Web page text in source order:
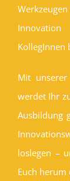
KollegInnen
Mit
werdet Ihr
Ausbildung
loslegen –
Euch herum